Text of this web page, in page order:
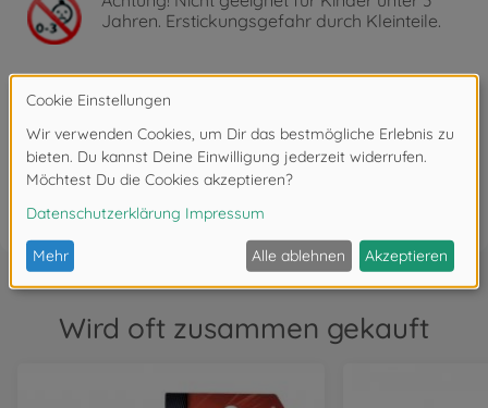
Jahren. Erstickungsgefahr durch Kleinteile.
Bewertungen (12)
FAQ (3)
Wird oft zusammen gekauft